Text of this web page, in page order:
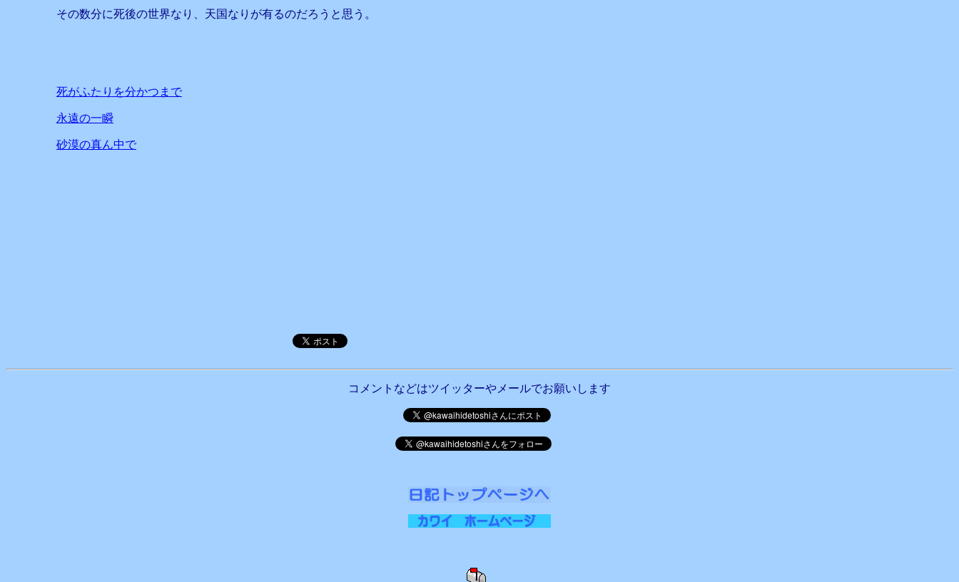
その数分に死後の世界なり、天国なりが有るのだろうと思う。
死がふたりを分かつまで
永遠の一瞬
砂漠の真ん中で
コメントなどはツイッターやメールでお願いします